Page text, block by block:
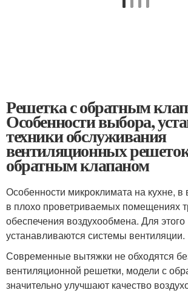
Решетка с обратным
Особенности выбора,
техники обслуживания
вентиляционных
обратным клапаном
Особенности микроклимата на кухне, в
в плохо проветриваемых помещениях
обеспечения воздухообмена. Для этого
устанавливаются системы вентиляции.
Современные вытяжки не обходятся
вентиляционной решетки, модели с
значительно улучшают качество